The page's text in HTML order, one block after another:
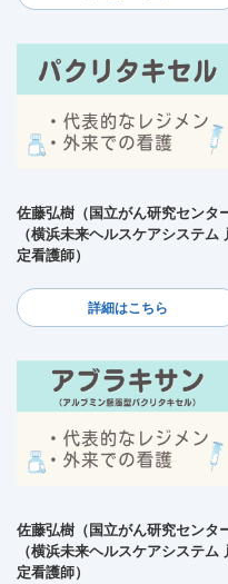
佐藤弘樹（国立がん研究センタ
（横浜未来ヘルスケアシステ
定看護師）
詳細はこちら
佐藤弘樹（国立がん研究センタ
（横浜未来ヘルスケアシステ
定看護師）